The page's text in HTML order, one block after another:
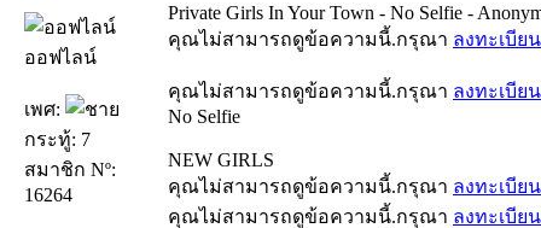
ออฟไลน์
เพศ:
กระทู้: 7
สมาชิก Nº:
16264
Private Girls In Your Town - No Selfie -
คุณไม่สามารถดูข้อความนี้.กรุณา ลงทะเบียน
คุณไม่สามารถดูข้อความนี้.กรุณา ลงทะเบียน
No Selfie
NEW GIRLS
คุณไม่สามารถดูข้อความนี้.กรุณา ลงทะเบียน
คุณไม่สามารถดูข้อความนี้.กรุณา ลงทะเบียน